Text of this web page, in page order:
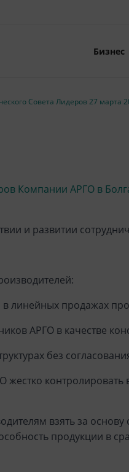
Бизнес
Совета Лидеров 27 марта
Компании АРГО в
и развитии
в линейных продажах
АРГО в качестве
без
жестко
взять за
продукции в